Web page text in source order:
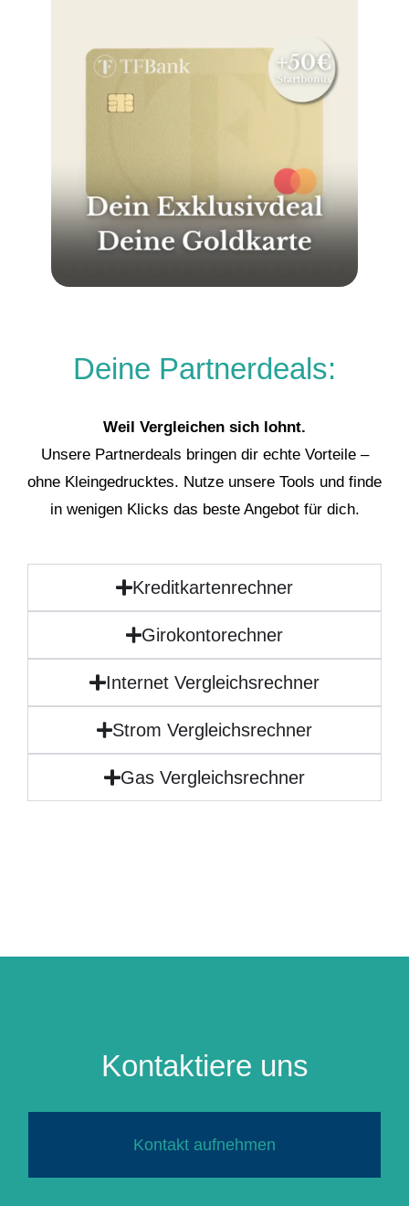
Deine Partnerdeals:
Weil Vergleichen sich lohnt.
Unsere Partnerdeals bringen dir echte Vorteile –
ohne Kleingedrucktes. Nutze unsere Tools und finde
in wenigen Klicks das beste Angebot für dich.
Kreditkartenrechner
Girokontorechner
Internet Vergleichsrechner
Strom Vergleichsrechner
Gas Vergleichsrechner
Kontaktiere uns
Kontakt aufnehmen